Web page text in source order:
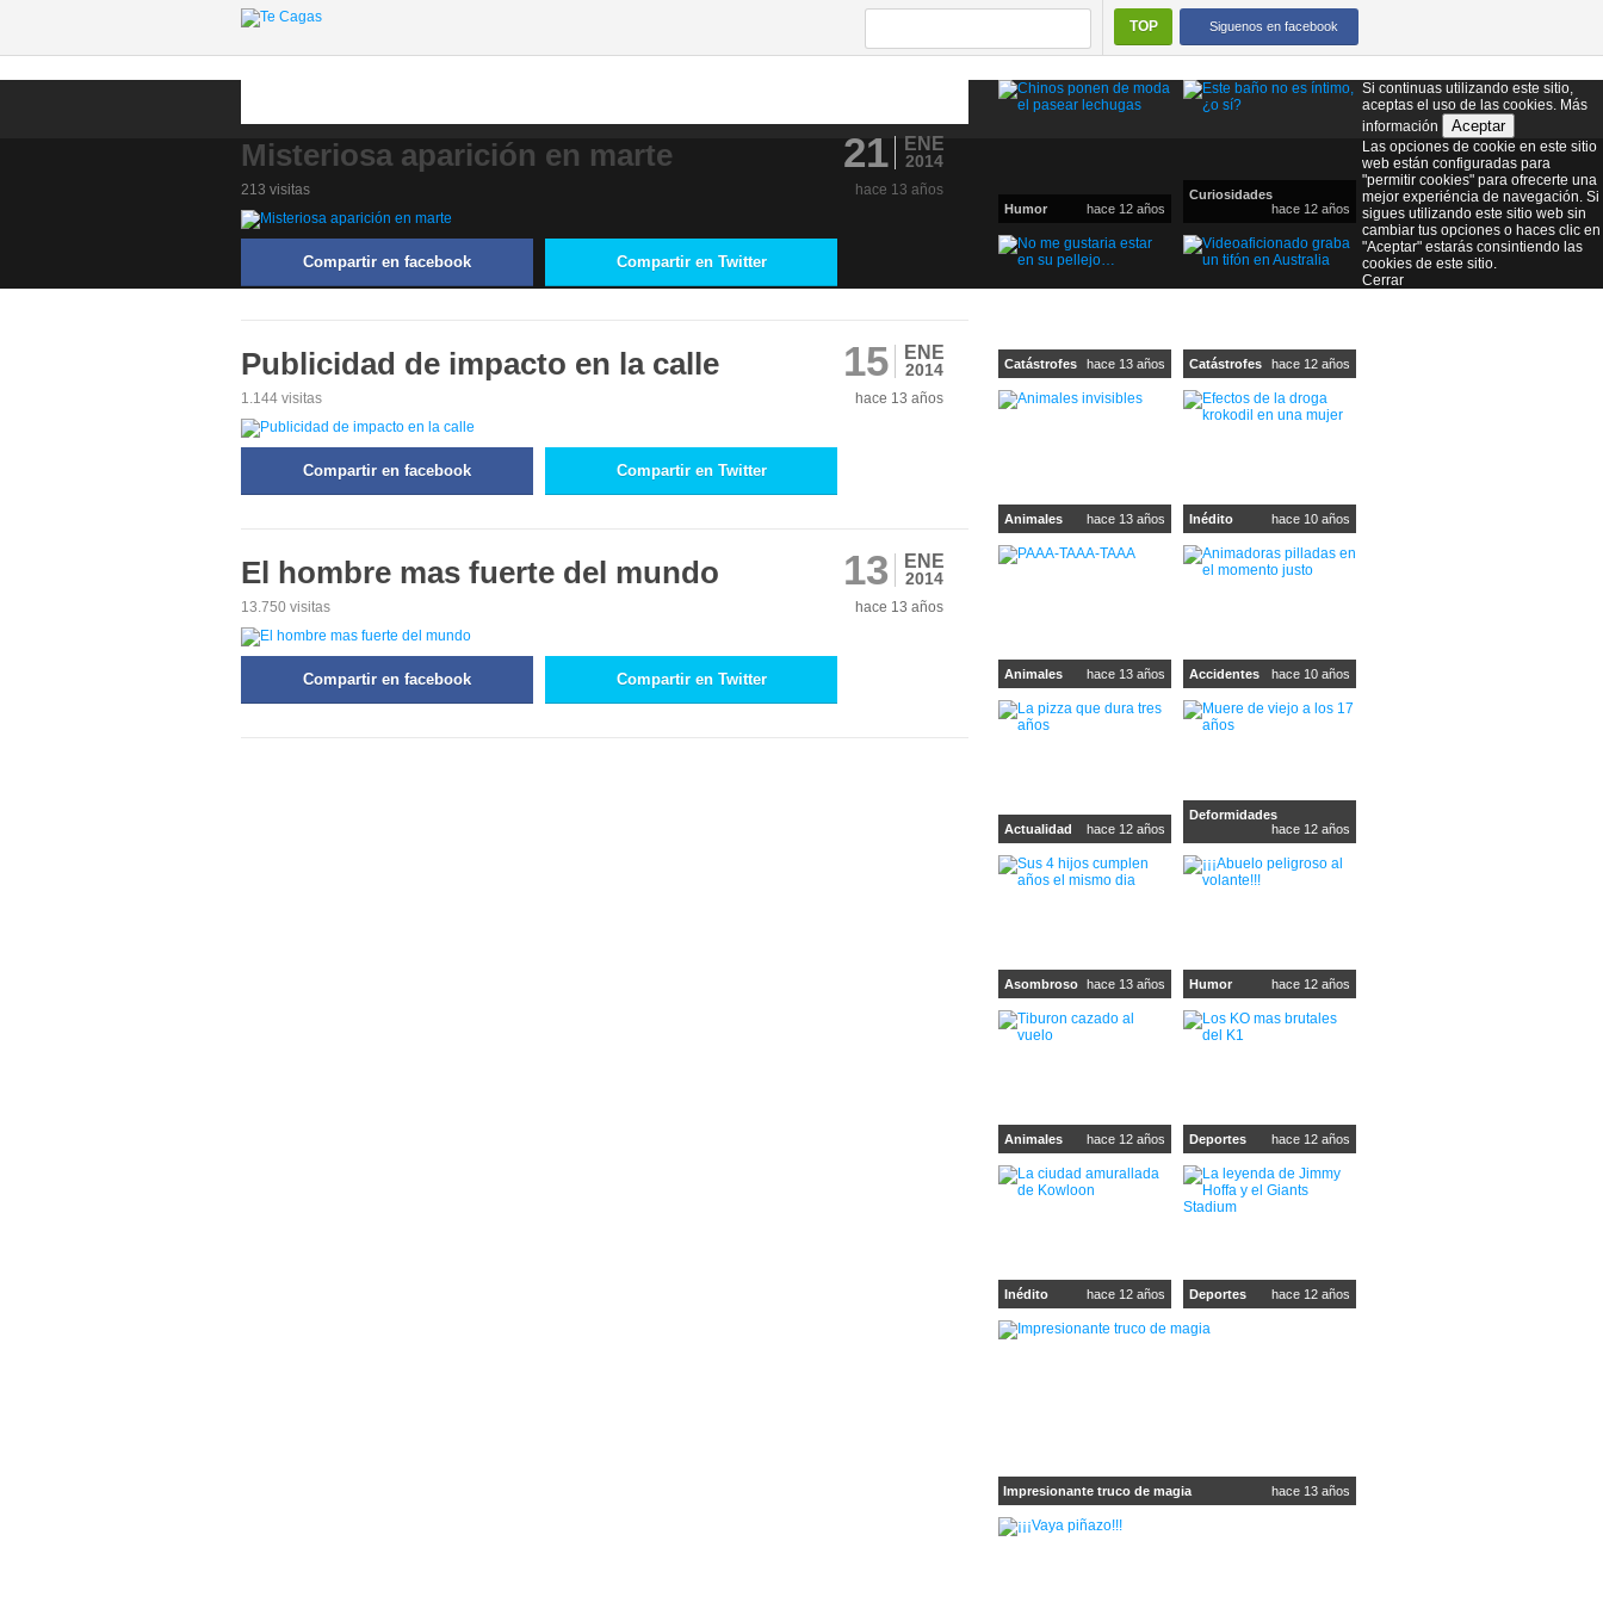
Siguenos en facebook
TOP
Misteriosa aparición en marte
213 visitas
21 ENE
2014
hace 13 años
Compartir en facebook Compartir en Twitter
Publicidad de impacto en la calle
1.144 visitas
15 ENE
2014
hace 13 años
Compartir en facebook Compartir en Twitter
El hombre mas fuerte del mundo
13.750 visitas
13 ENE
2014
hace 13 años
Compartir en facebook Compartir en Twitter
Humor hace 12 años
Curiosidades
hace 12 años
Catástrofes hace 13 años Catástrofes hace 12 años
Animales hace 13 años Inédito hace 10 años
Animales hace 13 años Accidentes hace 10 años
Actualidad hace 12 años
Deformidades
hace 12 años
Asombroso hace 13 años Humor hace 12 años
Animales hace 12 años Deportes hace 12 años
Inédito hace 12 años Deportes hace 12 años
Impresionante truco de magia hace 13 años
Si continuas utilizando este sitio,
aceptas el uso de las cookies. Más
información
Aceptar
Las opciones de cookie en este sitio
web están configuradas para
"permitir cookies" para ofrecerte una
mejor experiéncia de navegación. Si
sigues utilizando este sitio web sin
cambiar tus opciones o haces clic en
"Aceptar" estarás consintiendo las
cookies de este sitio.
Cerrar